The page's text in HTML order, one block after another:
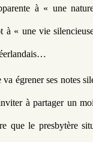
à « une
« une vie
égrener ses notes
à partager un
que le presbytère